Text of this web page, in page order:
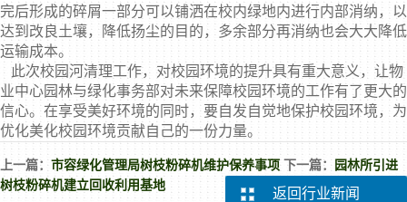
完后形成的碎屑一部分可以铺洒在校内绿地内进行内部消纳，以
达到改良土壤，降低扬尘的目的，多余部分再消纳也会大大降低
运输成本。
此次校园河清理工作，对校园环境的提升具有重大意义，让物
业中心园林与绿化事务部对未来保障校园环境的工作有了更大的
信心。在享受美好环境的同时，要自发自觉地保护校园环境，为
优化美化校园环境贡献自己的一份力量。
上一篇： 市容绿化管理局树枝粉碎机维护保养事项下一篇： 园林所引进
树枝粉碎机建立回收利用基地
返回行业新闻